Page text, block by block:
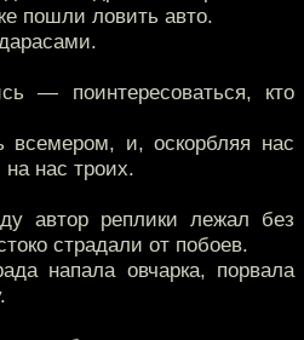
пошли ловить авто.
— поинтересоваться, кто
всемером, и, оскорбляя нас
нас троих.
автор реплики лежал без
страдали от побоев.
напала овчарка, порвала